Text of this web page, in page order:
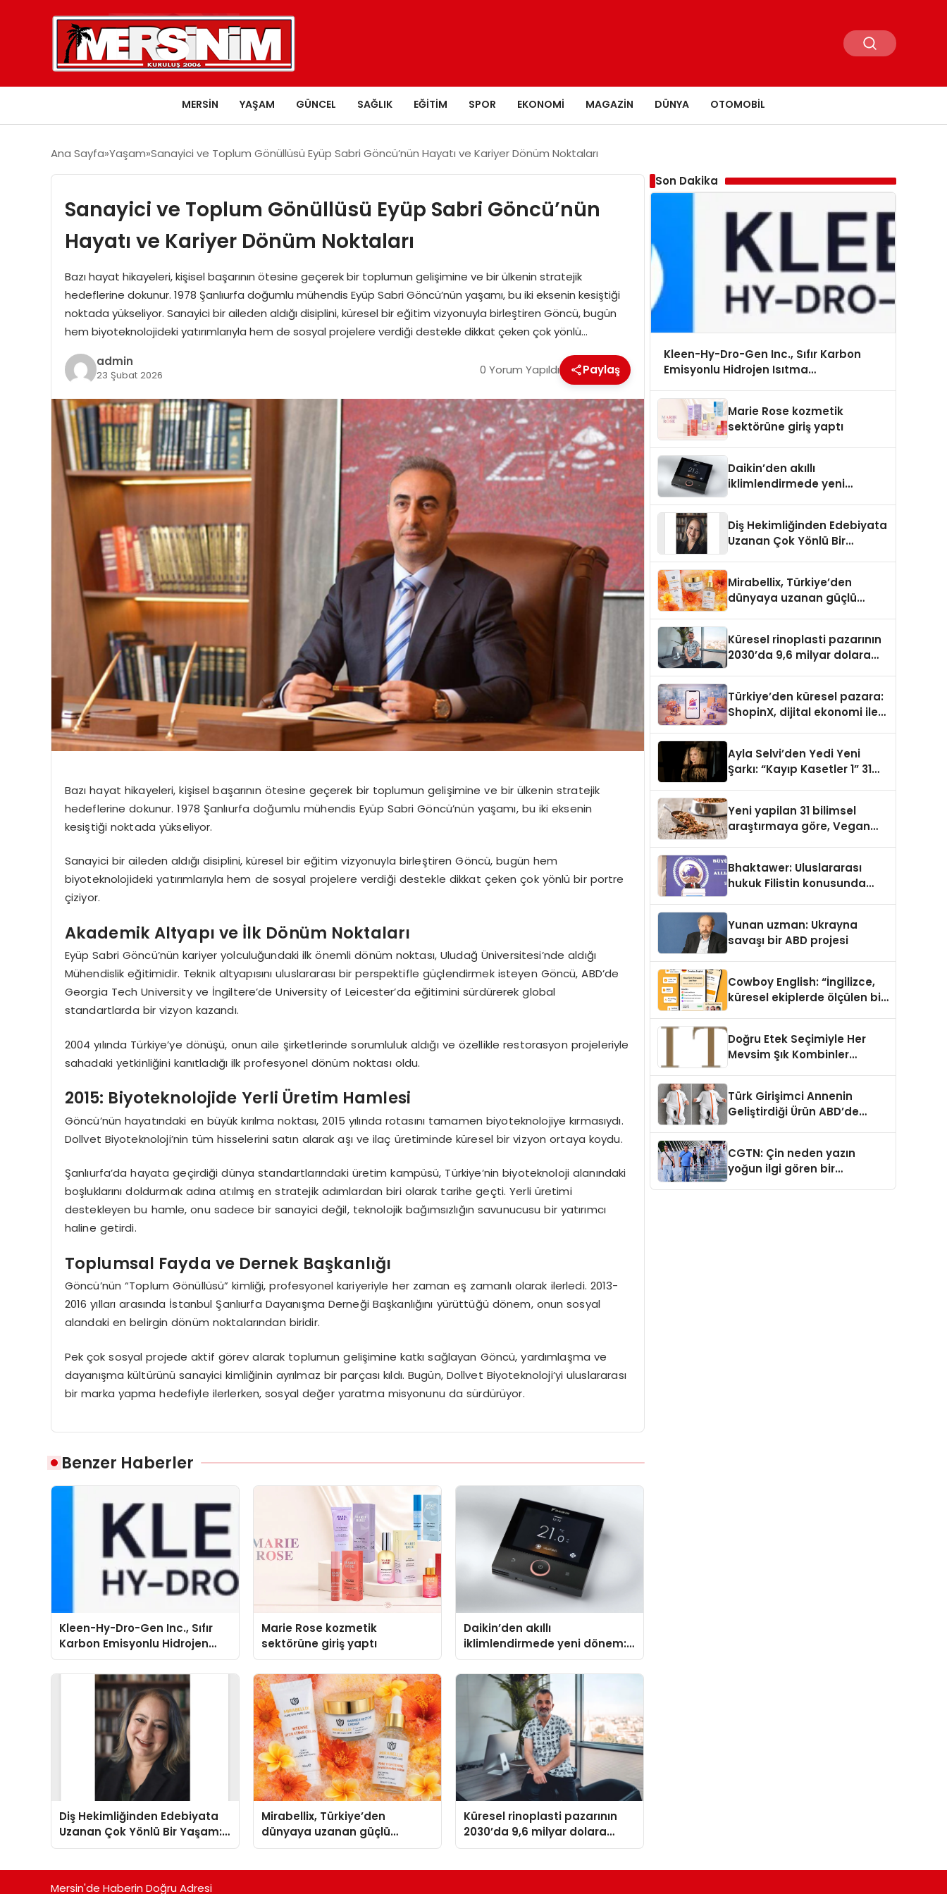
MERSIN YAŞAM GÜNCEL SAĞLIK EĞITIM SPOR EKONOMI MAGAZIN DÜNYA OTOMOBIL
Ana Sayfa Yaşam Sanayici ve Toplum Gönüllüsü Eyüp Sabri Göncü’nün Hayatı ve Kariyer Dönüm Noktaları
Sanayici ve Toplum Gönüllüsü Eyüp Sabri Göncü’nün
Hayatı ve Kariyer Dönüm Noktaları
Bazı hayat hikayeleri, kişisel başarının ötesine geçerek bir toplumun gelişimine ve bir ülkenin stratejik
hedeflerine dokunur. 1978 Şanlıurfa doğumlu mühendis Eyüp Sabri Göncü’nün yaşamı, bu iki eksenin kesiştiği
noktada yükseliyor. Sanayici bir aileden aldığı disiplini, küresel bir eğitim vizyonuyla birleştiren Göncü, bugün
hem biyoteknolojideki yatırımlarıyla hem de sosyal projelere verdiği destekle dikkat çeken çok yönlü…
admin
23 Şubat 2026 0 Yorum Yapıldı Paylaş
Bazı hayat hikayeleri, kişisel başarının ötesine geçerek bir toplumun gelişimine ve bir ülkenin stratejik
hedeflerine dokunur. 1978 Şanlıurfa doğumlu mühendis Eyüp Sabri Göncü’nün yaşamı, bu iki eksenin
kesiştiği noktada yükseliyor.
Sanayici bir aileden aldığı disiplini, küresel bir eğitim vizyonuyla birleştiren Göncü, bugün hem
biyoteknolojideki yatırımlarıyla hem de sosyal projelere verdiği destekle dikkat çeken çok yönlü bir portre
çiziyor.
Akademik Altyapı ve İlk Dönüm Noktaları
Eyüp Sabri Göncü’nün kariyer yolculuğundaki ilk önemli dönüm noktası, Uludağ Üniversitesi’nde aldığı
Mühendislik eğitimidir. Teknik altyapısını uluslararası bir perspektifle güçlendirmek isteyen Göncü, ABD’de
Georgia Tech University ve İngiltere’de University of Leicester’da eğitimini sürdürerek global
standartlarda bir vizyon kazandı.
2004 yılında Türkiye’ye dönüşü, onun aile şirketlerinde sorumluluk aldığı ve özellikle restorasyon projeleriyle
sahadaki yetkinliğini kanıtladığı ilk profesyonel dönüm noktası oldu.
2015: Biyoteknolojide Yerli Üretim Hamlesi
Göncü’nün hayatındaki en büyük kırılma noktası, 2015 yılında rotasını tamamen biyoteknolojiye kırmasıydı.
Dollvet Biyoteknoloji’nin tüm hisselerini satın alarak aşı ve ilaç üretiminde küresel bir vizyon ortaya koydu.
Şanlıurfa’da hayata geçirdiği dünya standartlarındaki üretim kampüsü, Türkiye’nin biyoteknoloji alanındaki
boşluklarını doldurmak adına atılmış en stratejik adımlardan biri olarak tarihe geçti. Yerli üretimi
destekleyen bu hamle, onu sadece bir sanayici değil, teknolojik bağımsızlığın savunucusu bir yatırımcı
haline getirdi.
Toplumsal Fayda ve Dernek Başkanlığı
Göncü’nün “Toplum Gönüllüsü” kimliği, profesyonel kariyeriyle her zaman eş zamanlı olarak ilerledi. 2013-
2016 yılları arasında İstanbul Şanlıurfa Dayanışma Derneği Başkanlığını yürüttüğü dönem, onun sosyal
alandaki en belirgin dönüm noktalarından biridir.
Pek çok sosyal projede aktif görev alarak toplumun gelişimine katkı sağlayan Göncü, yardımlaşma ve
dayanışma kültürünü sanayici kimliğinin ayrılmaz bir parçası kıldı. Bugün, Dollvet Biyoteknoloji’yi uluslararası
bir marka yapma hedefiyle ilerlerken, sosyal değer yaratma misyonunu da sürdürüyor.
Benzer Haberler
Kleen-Hy-Dro-Gen Inc., Sıfır
Karbon Emisyonlu Hidrojen
Isıtma Teknolojisinde ISO ve
TSSA Düzenleyici Onaylarını
Marie Rose kozmetik
sektörüne giriş yaptı
Daikin’den akıllı
iklimlendirmede yeni dönem:
Madoka Plus Türkiye’de
Diş Hekimliğinden Edebiyata
Uzanan Çok Yönlü Bir Yaşam:
Yeşim Şahin Yaman
Mirabellix, Türkiye’den
dünyaya uzanan güçlü
büyümesini sürdürüyor
Küresel rinoplasti pazarının
2030’da 9,6 milyar dolara
ulaşması bekleniyor
Son Dakika
Kleen-Hy-Dro-Gen Inc., Sıfır Karbon
Emisyonlu Hidrojen Isıtma
Onaylarını Aldı
Marie Rose kozmetik
sektörüne giriş yaptı
Daikin’den akıllı
iklimlendirmede yeni
Diş Hekimliğinden Edebiyata
Uzanan Çok Yönlü Bir
Mirabellix, Türkiye’den
dünyaya uzanan güçlü
Küresel rinoplasti pazarının
2030’da 9,6 milyar dolara
Türkiye’den küresel pazara:
ShopinX, dijital ekonomi ile
Ayla Selvi’den Yedi Yeni
Şarkı: “Kayıp Kasetler 1” 31
Yeni yapilan 31 bilimsel
araştırmaya göre, Vegan
Sindirildiğini Ortaya Koydu
Bhaktawer: Uluslararası
hukuk Filistin konusunda
Yunan uzman: Ukrayna
savaşı bir ABD projesi
Cowboy English: “İngilizce,
küresel ekiplerde ölçülen bir
Doğru Etek Seçimiyle Her
Mevsim Şık Kombinler
Türk Girişimci Annenin
Geliştirdiği Ürün ABD’de
Açısı Getiriyor.
CGTN: Çin neden yazın
yoğun ilgi gören bir
Mersin'de Haberin Doğru Adresi